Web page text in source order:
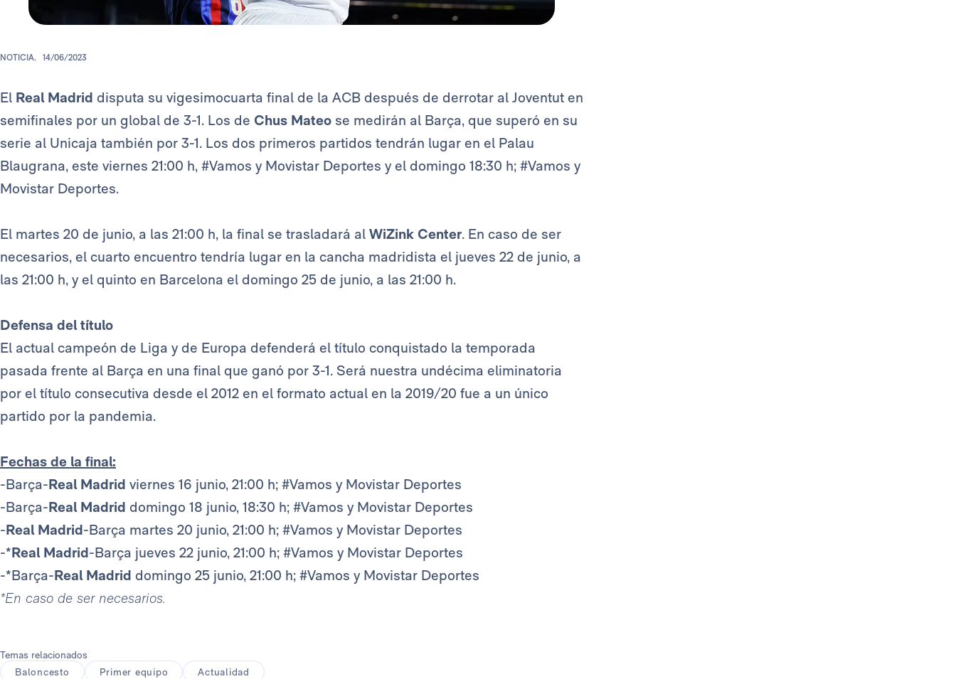
NOTICIA. 14/06/2023
El Real Madrid disputa su vigesimocuarta final de la ACB después de derrotar al Joventut en
semifinales por un global de 3-1. Los de Chus Mateo se medirán al Barça, que superó en su
serie al Unicaja también por 3-1. Los dos primeros partidos tendrán lugar en el Palau
Blaugrana, este viernes 21:00 h, #Vamos y Movistar Deportes y el domingo 18:30 h; #Vamos y
Movistar Deportes.
El martes 20 de junio, a las 21:00 h, la final se trasladará al WiZink Center. En caso de ser
necesarios, el cuarto encuentro tendría lugar en la cancha madridista el jueves 22 de junio, a
las 21:00 h, y el quinto en Barcelona el domingo 25 de junio, a las 21:00 h.
Defensa del título
El actual campeón de Liga y de Europa defenderá el título conquistado la temporada
pasada frente al Barça en una final que ganó por 3-1. Será nuestra undécima eliminatoria
por el título consecutiva desde el 2012 en el formato actual en la 2019/20 fue a un único
partido por la pandemia.
Fechas de la final:
-Barça-Real Madrid viernes 16 junio, 21:00 h; #Vamos y Movistar Deportes
-Barça-Real Madrid domingo 18 junio, 18:30 h; #Vamos y Movistar Deportes
-Real Madrid-Barça martes 20 junio, 21:00 h; #Vamos y Movistar Deportes
-*Real Madrid-Barça jueves 22 junio, 21:00 h; #Vamos y Movistar Deportes
-*Barça-Real Madrid domingo 25 junio, 21:00 h; #Vamos y Movistar Deportes
*En caso de ser necesarios.
Temas relacionados
Baloncesto
Primer equipo Actualidad